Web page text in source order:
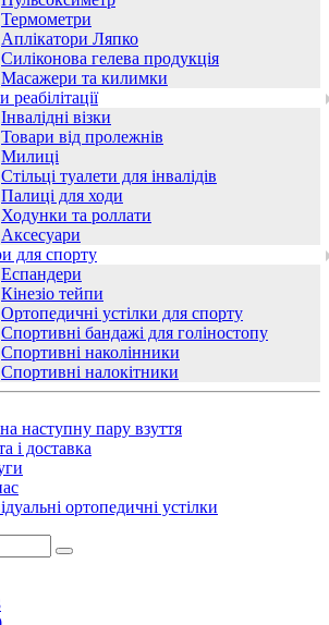
Термометри
Аплікатори Ляпко
Силіконова гелева продукція
Масажери та килимки
реабілітації
Інвалідні візки
Товари від пролежнів
Милиці
Стільці туалети для інвалідів
Палиці для ходи
Ходунки та роллати
Аксесуари
для спорту
Еспандери
Кінезіо тейпи
Ортопедичні устілки для спорту
Спортивні бандажі для голіностопу
Спортивні наколінники
Спортивні налокітники
наступну пару взуття
і доставка
ортопедичні устілки